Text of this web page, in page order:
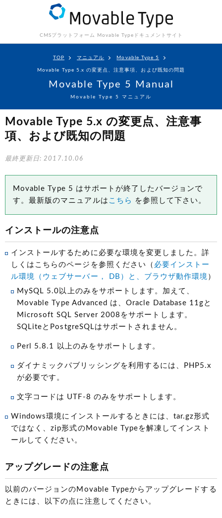
CMSプラットフォーム Movable Type ドキュメントサイト
TOP マニュアル Movable Type 5
Movable Type 5.x の変更点、注意事項、および既知の問題
Movable Type 5 Manual
Movable Type 5 マニュアル
Movable Type 5.x の変更点、注意事
項、および既知の問題
最終更新日: 2017.10.06
Movable Type 5 はサポートが終了したバージョンで
す。最新版のマニュアルは こちら を参照して下さい。
インストールの注意点
インストールするために必要な環境を変更しました。詳
しくはこちらのページを参照ください（ 必要インストー
ル環境（ウェブサーバー， DB）と、ブラウザ動作環境 ）
MySQL 5.0以上のみをサポートします。加えて、
Movable Type Advanced は、Oracle Database 11gと
Microsoft SQL Server 2008をサポートします。
SQLiteとPostgreSQLはサポートされません。
Perl 5.8.1 以上のみをサポートします。
ダイナミックパブリッシングを利用するには、PHP5.x
が必要です。
文字コードは UTF-8 のみをサポートします。
Windows環境にインストールするときには、tar.gz形式
ではなく、zip形式のMovable Typeを解凍してインスト
ールしてください。
アップグレードの注意点
以前のバージョンのMovable Typeからアップグレードする
ときには、以下の点に注意してください。